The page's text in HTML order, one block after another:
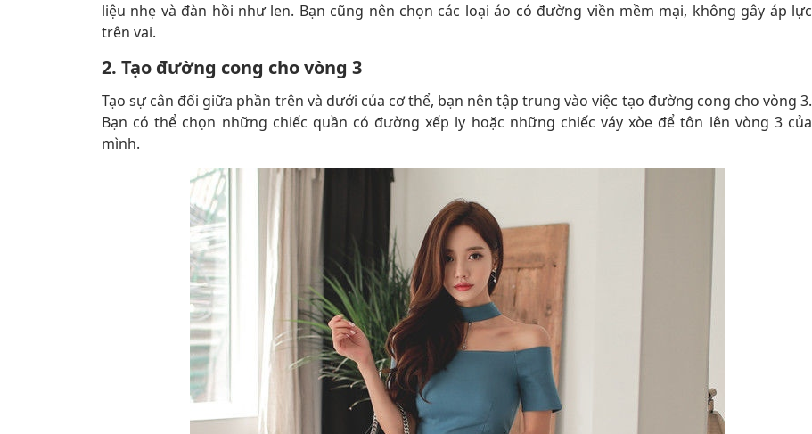
liệu nhẹ và đàn hồi như len. Bạn cũng nên chọn các loại áo có đường viền mềm mại, không gây áp lực
trên vai.
2. Tạo đường cong cho vòng 3
Tạo sự cân đối giữa phần trên và dưới của cơ thể, bạn nên tập trung vào việc tạo đường cong cho vòng 3.
Bạn có thể chọn những chiếc quần có đường xếp ly hoặc những chiếc váy xòe để tôn lên vòng 3 của
mình.